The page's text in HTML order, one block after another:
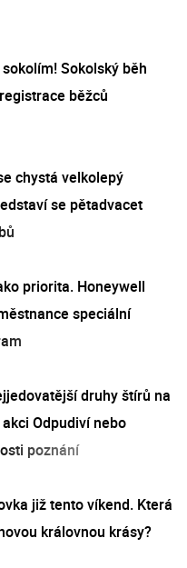
Sokolský běh
běžců
chystá velkolepý
se pětadvacet
priorita. Honeywell
speciální
druhy štírů na
Odpudiví nebo
poznání
již tento víkend. Která
královnou krásy?